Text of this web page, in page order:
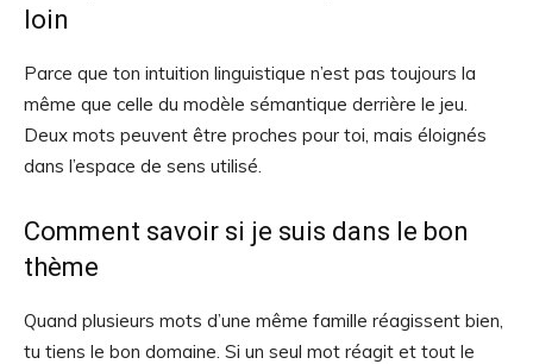
loin
Parce que ton intuition linguistique n’est pas toujours la
même que celle du modèle sémantique derrière le jeu.
Deux mots peuvent être proches pour toi, mais éloignés
dans l’espace de sens utilisé.
Comment savoir si je suis dans le bon
thème
Quand plusieurs mots d’une même famille réagissent bien,
tu tiens le bon domaine. Si un seul mot réagit et tout le